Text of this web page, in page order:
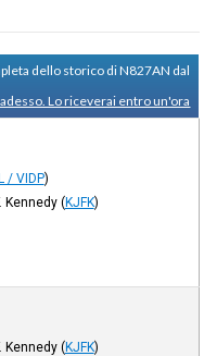
dello storico di N827AN dal
Lo riceverai entro un'ora
/ VIDP)
Kennedy (KJFK)
Kennedy (KJFK)